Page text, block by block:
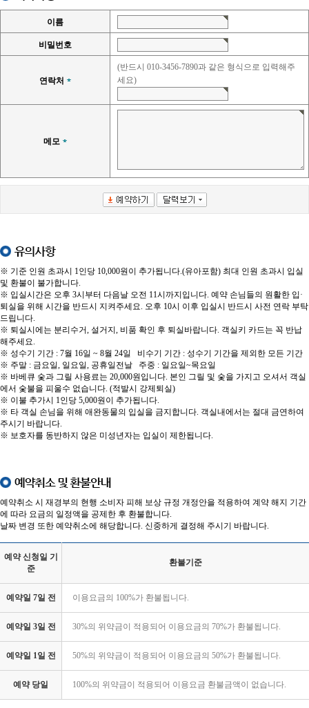
이름
비밀번호
연락처
(반드시 010-3456-7890과 같은 형식으로 입력해주
세요)
메모
유의사항
※ 기준 인원 초과시 1인당 10,000원이 추가됩니다.(유아포함) 최대 인원 초과시 입실
및 환불이 불가합니다.
※ 입실시간은 오후 3시부터 다음날 오전 11시까지입니다. 예약 손님들의 원활한 입·
퇴실을 위해 시간을 반드시 지켜주세요. 오후 10시 이후 입실시 반드시 사전 연락 부탁
드립니다.
※ 퇴실시에는 분리수거, 설거지, 비품 확인 후 퇴실바랍니다. 객실키 카드는 꼭 반납
해주세요.
※ 성수기 기간 : 7월 16일 ~ 8월 24일 비수기 기간 : 성수기 기간을 제외한 모든 기간
※ 주말 : 금요일, 일요일, 공휴일전날 주중 : 일요일~목요일
※ 바베큐 숯과 그릴 사용료는 20,000원입니다. 본인 그릴 및 숯을 가지고 오셔서 객실
에서 숯불을 피울수 없습니다. (적발시 강제퇴실)
※ 이불 추가시 1인당 5,000원이 추가됩니다.
※ 타 객실 손님을 위해 애완동물의 입실을 금지합니다. 객실내에서는 절대 금연하여
주시기 바랍니다.
※ 보호자를 동반하지 않은 미성년자는 입실이 제한됩니다.
예약취소 및 환불안내
예약취소 시 재경부의 현행 소비자 피해 보상 규정 개정안을 적용하여 계약 해지 기간
에 따라 요금의 일정액을 공제한 후 환불합니다.
날짜 변경 또한 예약취소에 해당합니다. 신중하게 결정해 주시기 바랍니다.
예약 신청일 기
준
환불기준
예약일 7일 전 이용요금의 100%가 환불됩니다.
예약일 3일 전 30%의 위약금이 적용되어 이용요금의 70%가 환불됩니다.
예약일 1일 전 50%의 위약금이 적용되어 이용요금의 50%가 환불됩니다.
예약 당일 100%의 위약금이 적용되어 이용요금 환불금액이 없습니다.